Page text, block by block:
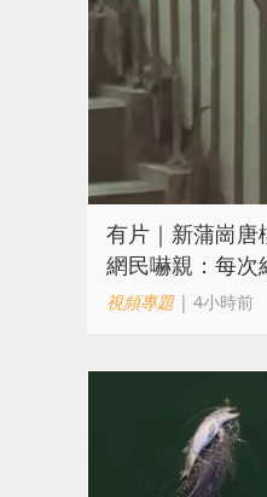
有片｜新蒲崗
網民嚇親：每次
視頻專題| 4小時前